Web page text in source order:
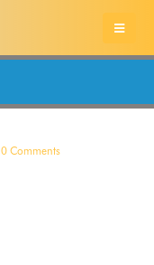
0 Comments